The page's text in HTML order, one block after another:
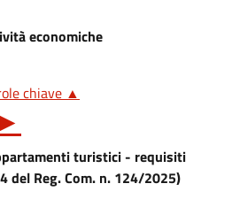
economiche
chiave ▲
turistici - requisiti
del Reg. Com. n. 124/2025)